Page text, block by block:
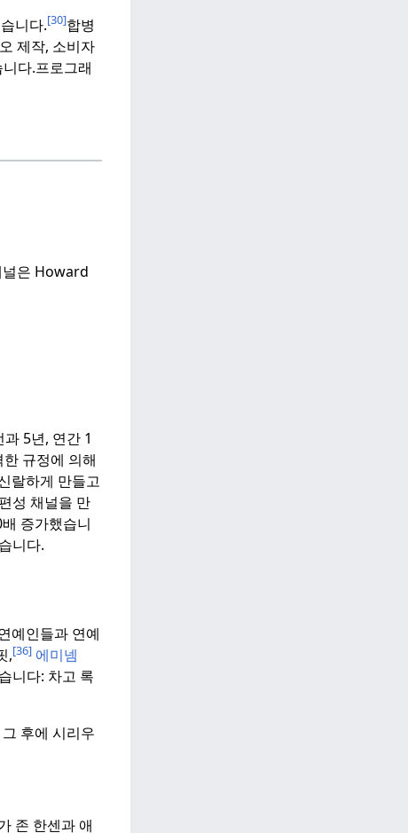
니다.[30]합병
제작, 소비자
다.프로그래
널은 Howard
5년, 연간 1
규정에 의해
랄하게 만들고
성 채널을 만
증가했습니
니다.
예인들과 연예
,[36] 에미넴
니다: 차고 록
후에 시리우
존 한센과 애